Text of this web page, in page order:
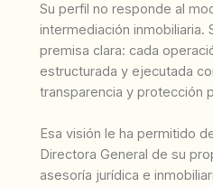
Su perfil no responde al
intermediación inmobiliaria.
premisa clara: cada
estructurada y ejecutada
transparencia y protección
Esa visión le ha permitido
Directora General de su
asesoría jurídica e